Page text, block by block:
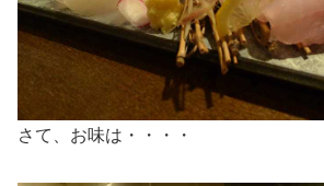
さて、お味は・・・・